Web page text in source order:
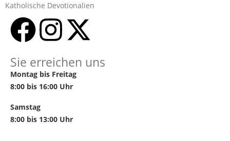
Katholische Devotionalien
Sie erreichen uns
Montag bis Freitag
8:00 bis 16:00 Uhr
Samstag
8:00 bis 13:00 Uhr